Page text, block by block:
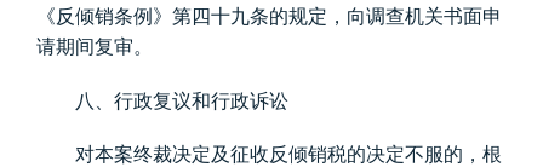
《反倾销条例》第四十九条的规定，向调查机关书面申
请期间复审。
八、行政复议和行政诉讼
对本案终裁决定及征收反倾销税的决定不服的，根